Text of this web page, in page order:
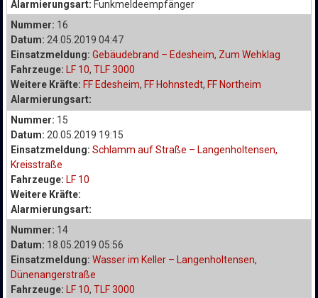
Alarmierungsart: Funkmeldeempfänger
Nummer: 16
Datum: 24.05.2019 04:47
Einsatzmeldung: Gebäudebrand – Edesheim, Zum Wehklag
Fahrzeuge:
LF 10, TLF 3000
Weitere Kräfte: FF Edesheim, FF Hohnstedt, FF Northeim
Alarmierungsart:
Nummer: 15
Datum: 20.05.2019 19:15
Einsatzmeldung: Schlamm auf Straße – Langenholtensen,
Kreisstraße
Fahrzeuge: LF 10
Weitere Kräfte:
Alarmierungsart:
Nummer: 14
Datum: 18.05.2019 05:56
Einsatzmeldung: Wasser im Keller – Langenholtensen,
Dünenangerstraße
Fahrzeuge:
LF 10, TLF 3000